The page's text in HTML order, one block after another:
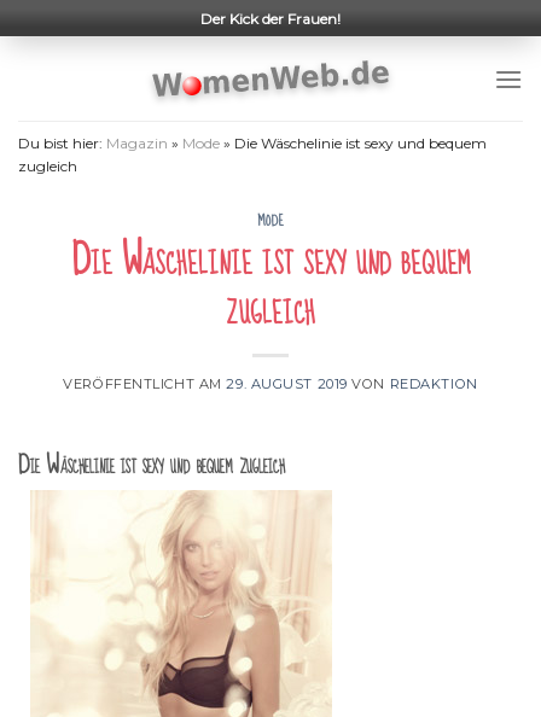
to
Der Kick der Frauen!
Du bist hier: Magazin » Mode » Die Wäschelinie ist sexy und bequem
zugleich
MODE
Die Wäschelinie ist sexy und bequem
zugleich
VERÖFFENTLICHT AM29. AUGUST 2019 VON REDAKTION
Die Wäschelinie ist sexy und bequem zugleich